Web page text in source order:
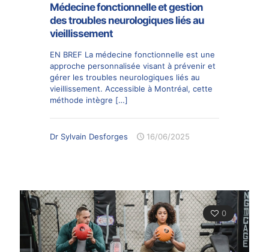
Médecine fonctionnelle et gestion
des troubles neurologiques liés au
vieillissement
EN BREF La médecine fonctionnelle est une
approche personnalisée visant à prévenir et
gérer les troubles neurologiques liés au
vieillissement. Accessible à Montréal, cette
méthode intègre […]
Dr Sylvain Desforges 16/06/2025
0